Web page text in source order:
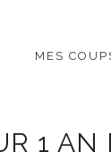
MES
1 AN